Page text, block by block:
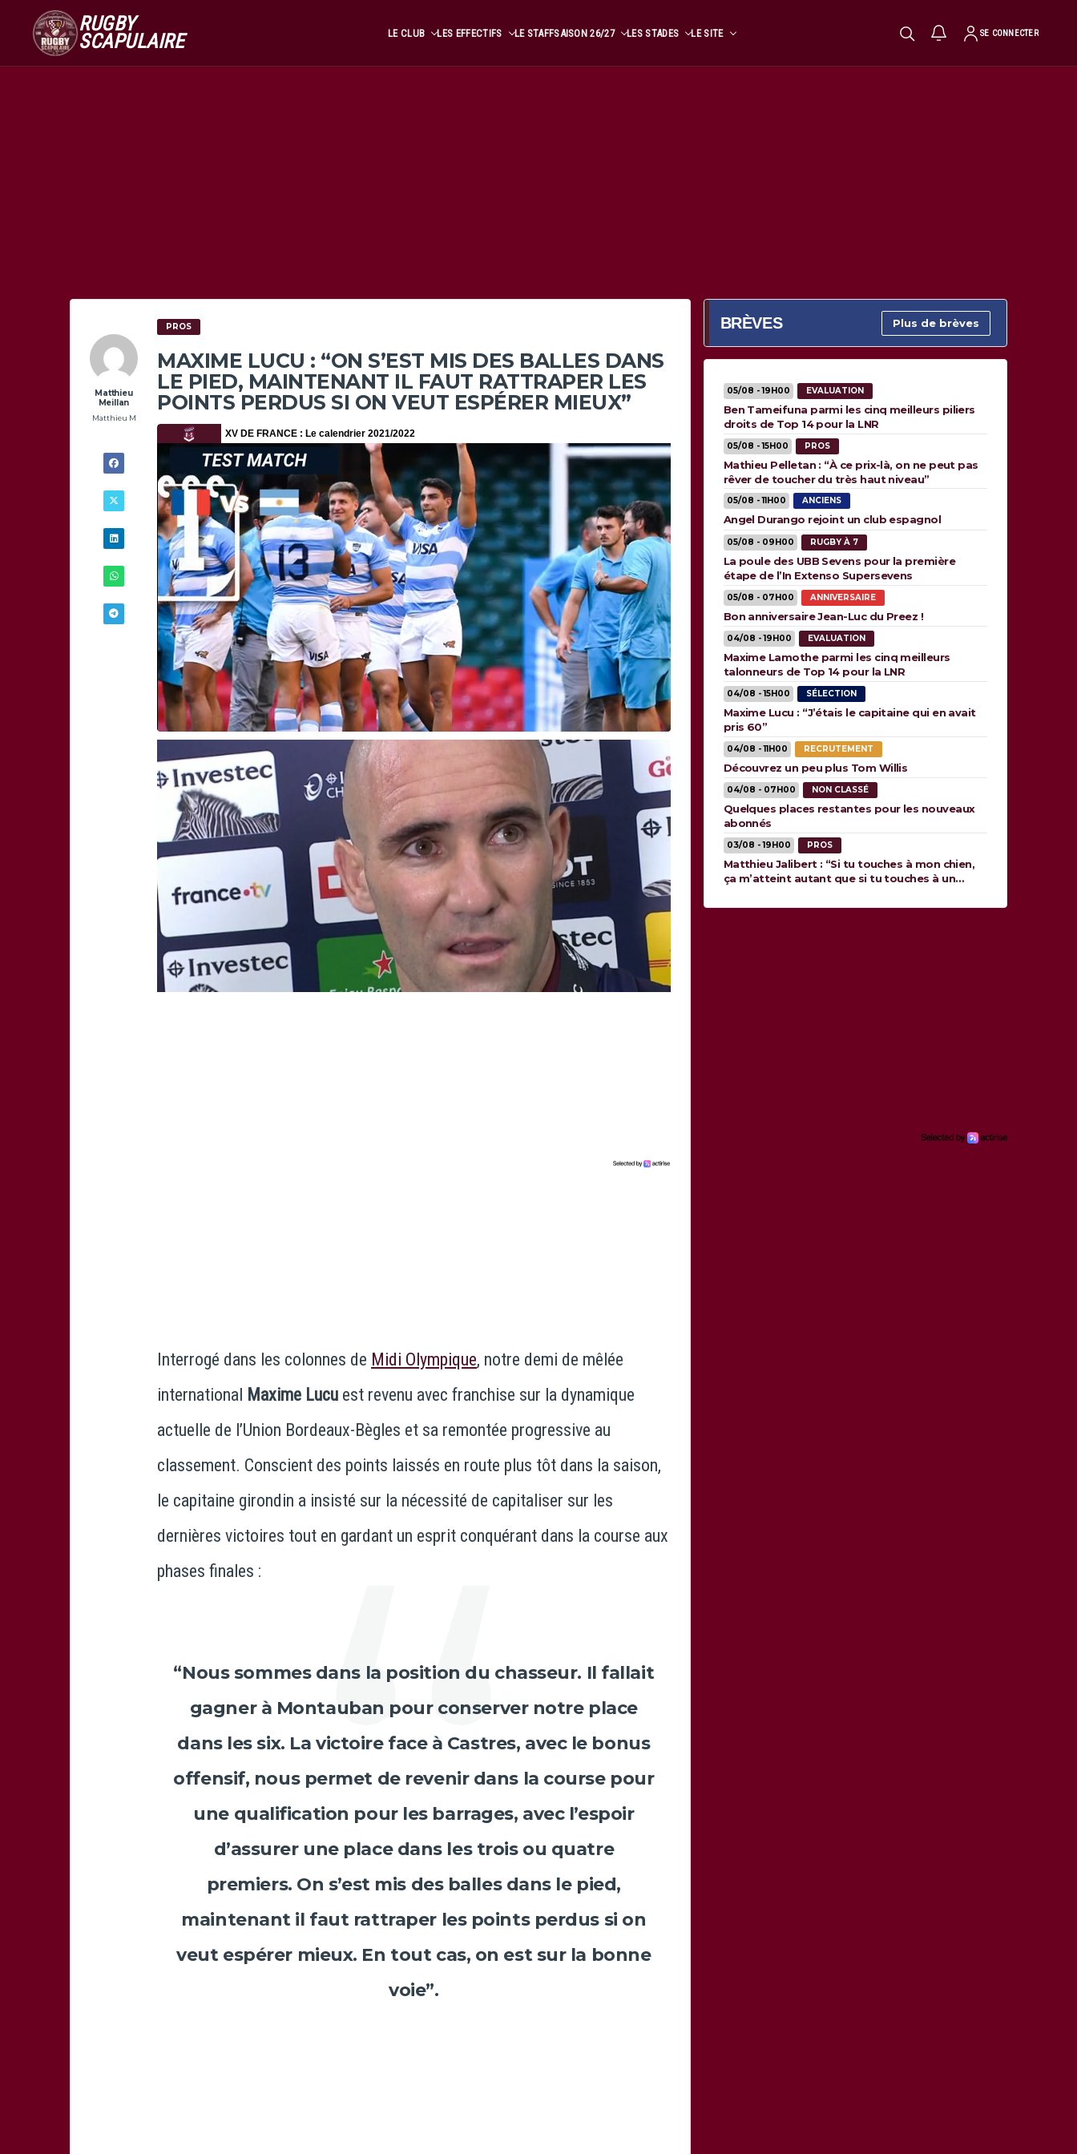
RUGBY
SCAPULAIRE LE CLUB LES EFFECTIFS LE STAFFSAISON 26/27 LES STADES LE SITE SE CONNECTER
Matthieu
Meillan
Matthieu M
PROS
MAXIME LUCU : “ON S’EST MIS DES BALLES DANS
LE PIED, MAINTENANT IL FAUT RATTRAPER LES
POINTS PERDUS SI ON VEUT ESPÉRER MIEUX”
Interrogé dans les colonnes de Midi Olympique, notre demi de mêlée
international Maxime Lucu est revenu avec franchise sur la dynamique
actuelle de l’Union Bordeaux-Bègles et sa remontée progressive au
classement. Conscient des points laissés en route plus tôt dans la saison,
le capitaine girondin a insisté sur la nécessité de capitaliser sur les
dernières victoires tout en gardant un esprit conquérant dans la course aux
phases finales :
“Nous sommes dans la position du chasseur. Il fallait
gagner à Montauban pour conserver notre place
dans les six. La victoire face à Castres, avec le bonus
offensif, nous permet de revenir dans la course pour
une qualification pour les barrages, avec l’espoir
d’assurer une place dans les trois ou quatre
premiers. On s’est mis des balles dans le pied,
maintenant il faut rattraper les points perdus si on
veut espérer mieux. En tout cas, on est sur la bonne
voie”.
BRÈVES Plus de brèves
05/08 - 19H00 EVALUATION
Ben Tameifuna parmi les cinq meilleurs piliers
droits de Top 14 pour la LNR
05/08 - 15H00 PROS
Mathieu Pelletan : “À ce prix-là, on ne peut pas
rêver de toucher du très haut niveau”
05/08 - 11H00 ANCIENS
Angel Durango rejoint un club espagnol
05/08 - 09H00 RUGBY À 7
La poule des UBB Sevens pour la première
étape de l’In Extenso Supersevens
05/08 - 07H00 ANNIVERSAIRE
Bon anniversaire Jean-Luc du Preez !
04/08 - 19H00 EVALUATION
Maxime Lamothe parmi les cinq meilleurs
talonneurs de Top 14 pour la LNR
04/08 - 15H00 SÉLECTION
Maxime Lucu : “J’étais le capitaine qui en avait
pris 60”
04/08 - 11H00 RECRUTEMENT
Découvrez un peu plus Tom Willis
04/08 - 07H00 NON CLASSÉ
Quelques places restantes pour les nouveaux
abonnés
03/08 - 19H00 PROS
Matthieu Jalibert : “Si tu touches à mon chien,
ça m’atteint autant que si tu touches à un